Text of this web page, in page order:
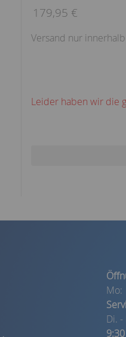
179,95 €
Versand nur
Leider haben wir die
Mo:
Di. -